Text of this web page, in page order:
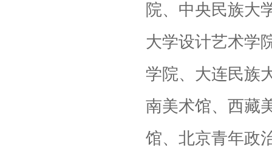
院、中央民族大
大学设计艺术学
学院、大连民族
南美术馆、西藏
馆、北京青年政